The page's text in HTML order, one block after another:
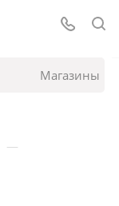
Магазины
—